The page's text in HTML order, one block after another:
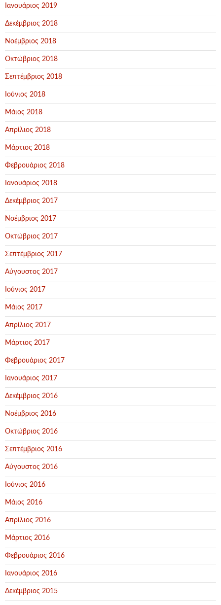
Ιανουάριος 2019
Δεκέμβριος 2018
Νοέμβριος 2018
Οκτώβριος 2018
Σεπτέμβριος 2018
Ιούνιος 2018
Μάιος 2018
Απρίλιος 2018
Μάρτιος 2018
Φεβρουάριος 2018
Ιανουάριος 2018
Δεκέμβριος 2017
Νοέμβριος 2017
Οκτώβριος 2017
Σεπτέμβριος 2017
Αύγουστος 2017
Ιούνιος 2017
Μάιος 2017
Απρίλιος 2017
Μάρτιος 2017
Φεβρουάριος 2017
Ιανουάριος 2017
Δεκέμβριος 2016
Νοέμβριος 2016
Οκτώβριος 2016
Σεπτέμβριος 2016
Αύγουστος 2016
Ιούνιος 2016
Μάιος 2016
Απρίλιος 2016
Μάρτιος 2016
Φεβρουάριος 2016
Ιανουάριος 2016
Δεκέμβριος 2015